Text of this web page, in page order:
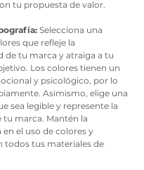
tu propuesta de valor.
Selecciona una
que refleje la
de tu marca y atraiga a tu
Los colores tienen un
y psicológico, por lo
Asimismo, elige una
sea legible y represente la
tu marca. Mantén la
el uso de colores y
todos tus materiales de